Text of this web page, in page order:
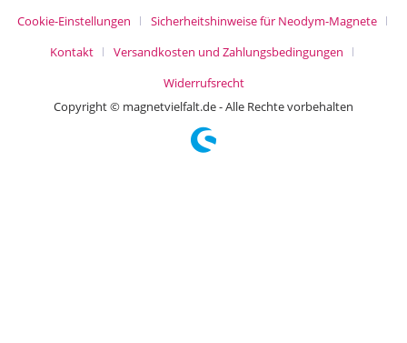
Cookie-Einstellungen
Sicherheitshinweise für Neodym-Magnete
Kontakt
Versandkosten und Zahlungsbedingungen
Widerrufsrecht
Copyright © magnetvielfalt.de - Alle Rechte vorbehalten